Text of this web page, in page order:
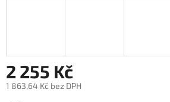
2 255 Kč
1 863,64 Kč bez DPH